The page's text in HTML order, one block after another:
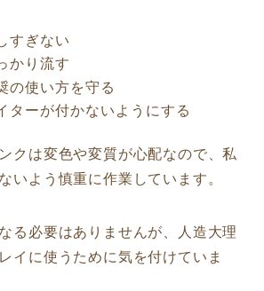
すぎない
かり流す
の使い方を守る
ターが付かないようにする
クは変色や変質が心配なので、私
いよう慎重に作業しています。
る必要はありませんが、人造大理
イに使うために気を付けていま